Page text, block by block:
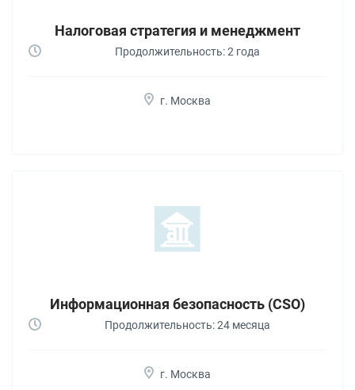
Налоговая стратегия и менеджмент
Продолжительность: 2 года
г. Москва
Информационная безопасность (CSO)
Продолжительность: 24 месяца
г. Москва